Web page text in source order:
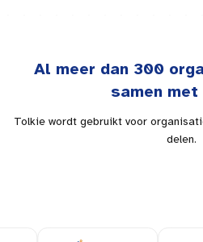
Al meer dan 300
samen
Tolkie wordt gebruikt voor
delen.